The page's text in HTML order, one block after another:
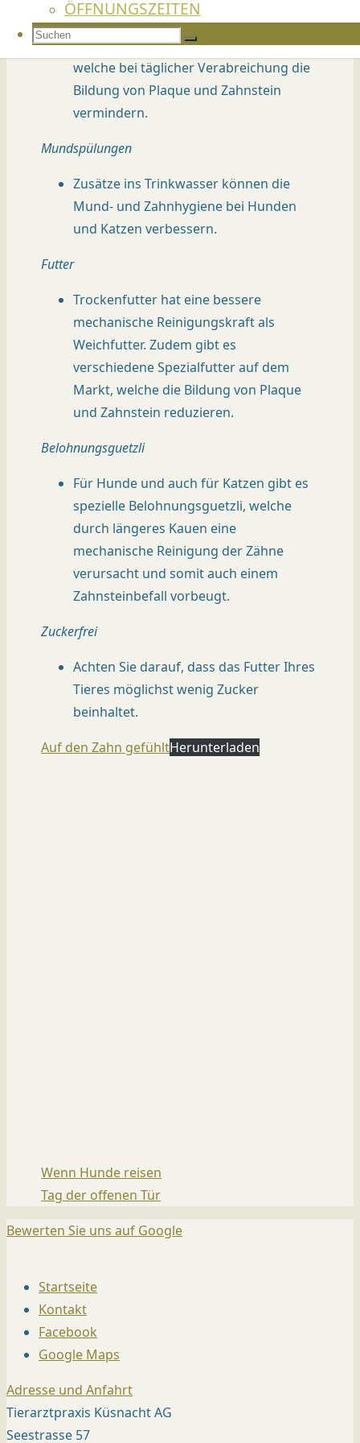
WENN DIE NIERE NICHT RICHTIG TUT
WENNS DIE TIERE JUCKT
WENN KATZEN LEIDEN
DER LUNGENWURM, EIN FIESER
AUF DEN ZAHN GEFÜHLT
WENN HUNDE REISEN
GESUNDER HUND, GUTER HUND
WENN DER ABSCHIED NAHT
ÖFFNUNGSZEITEN
SUCHEN
Suchen
nach:
Suchen
Kaustengel
Es gibt diverse Kaustengel im Angebot,
welche bei täglicher Verabreichung die
Bildung von Plaque und Zahnstein
vermindern.
Mundspülungen
Zusätze ins Trinkwasser können die
Mund- und Zahnhygiene bei Hunden
und Katzen verbessern.
Futter
Trockenfutter hat eine bessere
mechanische Reinigungskraft als
Weichfutter. Zudem gibt es
verschiedene Spezialfutter auf dem
Markt, welche die Bildung von Plaque
und Zahnstein reduzieren.
Belohnungsguetzli
Für Hunde und auch für Katzen gibt es
spezielle Belohnungsguetzli, welche
durch längeres Kauen eine
mechanische Reinigung der Zähne
verursacht und somit auch einem
Zahnsteinbefall vorbeugt.
Zuckerfrei
Achten Sie darauf, dass das Futter Ihres
Tieres möglichst wenig Zucker
beinhaltet.
Auf den Zahn gefühltHerunterladen
Wenn Hunde reisen
Tag der offenen Tür
Bewerten Sie uns auf Google
Startseite
Kontakt
Facebook
Google Maps
Adresse und Anfahrt
Tierarztpraxis Küsnacht AG
Seestrasse 57